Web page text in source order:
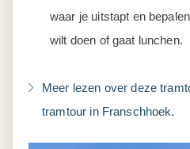
waar je uitstapt en
wilt doen of gaat lunchen.
Meer lezen over deze
tramtour in Franschhoek.